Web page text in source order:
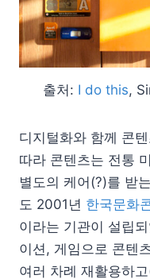
출처: I do this,
디지털화와 함께 콘
따라 콘텐츠는 전통
별도의 케어(?)를 받
도 2001년 한국문화
이라는 기관이 설립
이션, 게임으로 콘텐
여러 차례 재활용하